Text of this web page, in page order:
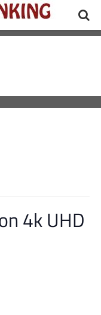
4k UHD